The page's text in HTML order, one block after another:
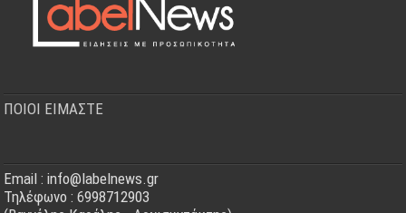
ΠΟΙΟΙ ΕΙΜΑΣΤΕ
Email : info@labelnews.gr
Τηλέφωνο : 6998712903